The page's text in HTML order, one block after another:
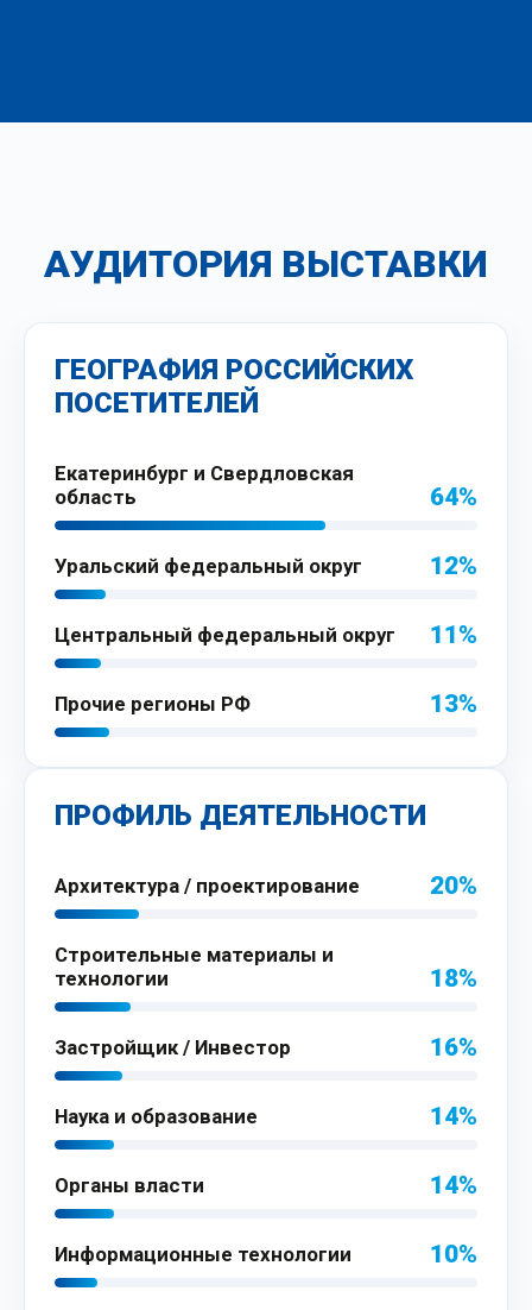
АУДИТОРИЯ ВЫСТАВКИ
ГЕОГРАФИЯ РОССИЙСКИХ
ПОСЕТИТЕЛЕЙ
Екатеринбург и Свердловская
область
64%
Уральский федеральный округ 12%
Центральный федеральный округ 11%
Прочие регионы РФ 13%
ПРОФИЛЬ ДЕЯТЕЛЬНОСТИ
Архитектура / проектирование 20%
Строительные материалы и
технологии
18%
Застройщик / Инвестор 16%
Наука и образование 14%
Органы власти 14%
Информационные технологии 10%